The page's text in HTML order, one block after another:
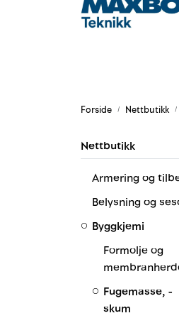
Skip to main content
Om oss
Forside Nettbutikk
Nettbutikk
Armering og
Belysning og
Byggkjemi
Formolje og
Fugemasse, -
skum